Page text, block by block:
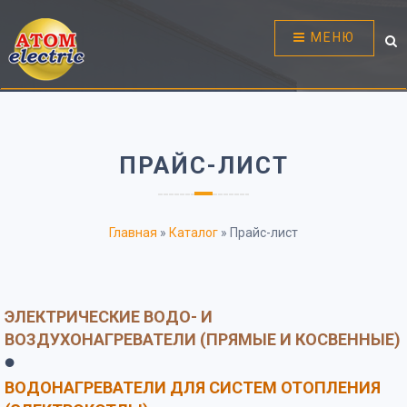
МЕНЮ
ПРАЙС-ЛИСТ
Главная » Каталог » Прайс-лист
ЭЛЕКТРИЧЕСКИЕ ВОДО- И
ВОЗДУХОНАГРЕВАТЕЛИ (ПРЯМЫЕ И КОСВЕННЫЕ)
⚫
ВОДОНАГРЕВАТЕЛИ ДЛЯ СИСТЕМ ОТОПЛЕНИЯ